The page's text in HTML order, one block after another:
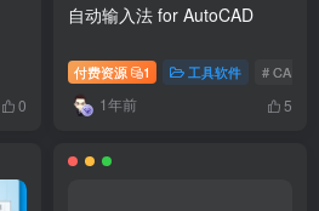
0
自动输入法 for AutoCAD
付费资源 1 工具软件 # CAD插
1年前 5